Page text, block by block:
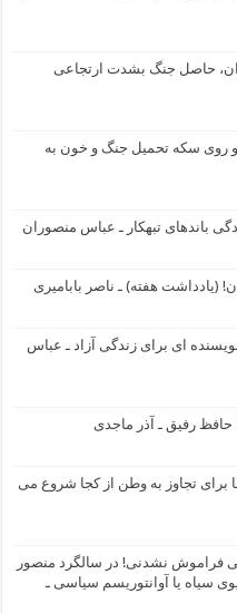
حاصل جنگ بشدت ارتجاعی
روی سکه تحمیل جنگ و خون به
باندهای تبهکار ـ عباس منصوران
(یادداشت هفته) ـ ناصر بابامیری
ای برای زندگی آزاد ـ عباس
حافظ رفیق ـ آذر ماجدی
برای تجاوز به وطن از کجا شروع می
در یاد بود انسانی فراموش نشدنی! در سالگرد منصور
سناریوی سیاه یا آوانتوریسم سیاسی ـ